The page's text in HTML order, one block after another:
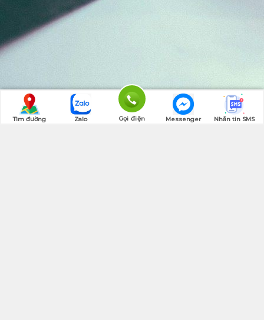
Tìm đường Zalo Gọi điện Messenger Nhắn tin SMS